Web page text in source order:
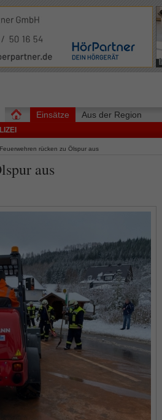
Einsätze Aus der Region
Feuerwehren rücken zu Ölspur aus
aus